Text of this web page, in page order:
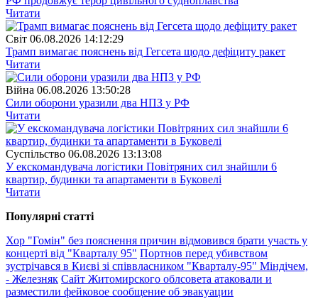
Читати
Свiт 06.08.2026 14:12:29
Трамп вимагає пояснень від Гегсета щодо дефіциту ракет
Читати
Війна 06.08.2026 13:50:28
Сили оборони уразили два НПЗ у РФ
Читати
Суспiльство 06.08.2026 13:13:08
У екскомандувача логістики Повітряних сил знайшли 6
квартир, будинки та апартаменти в Буковелі
Читати
Популярнi статтi
Хор "Гомін" без пояснення причин відмовився брати участь у
концерті від "Кварталу 95" Портнов перед убивством
зустрічався в Києві зі співвласником "Кварталу-95" Міндічем,
- Железняк Сайт Житомирского облсовета атаковали и
разместили фейковое сообщение об эвакуации